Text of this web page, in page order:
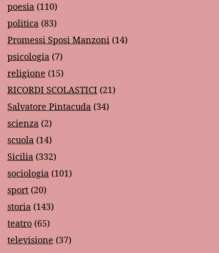
poesia (110)
politica (83)
Promessi Sposi Manzoni (14)
psicologia (7)
religione (15)
RICORDI SCOLASTICI (21)
Salvatore Pintacuda (34)
scienza (2)
scuola (14)
Sicilia (332)
sociologia (101)
sport (20)
storia (143)
teatro (65)
televisione (37)